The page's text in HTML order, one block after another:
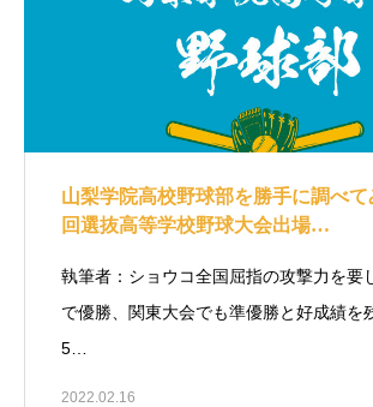
山梨学院高校野球部を勝手に調べ
回選抜高等学校野球大会出場…
執筆者：ショウコ全国屈指の攻撃力を要
で優勝、関東大会でも準優勝と好成績を
5…
2022.02.16